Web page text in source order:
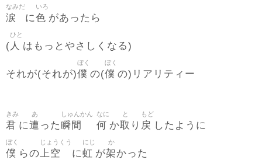
涙
なみだ
に色
いろ
があったら
( 人
ひと
はもっとやさしくなる)
それが(それが)僕
ぼく
の(僕
ぼく
の)リアリティー
君
きみ
に遭
あ
った瞬間
しゅんかん
何
なに
か取
と
り 戻
もど
したように
僕
ぼく
らの上空
じょうくう
に虹
にじ
が架
か
かった